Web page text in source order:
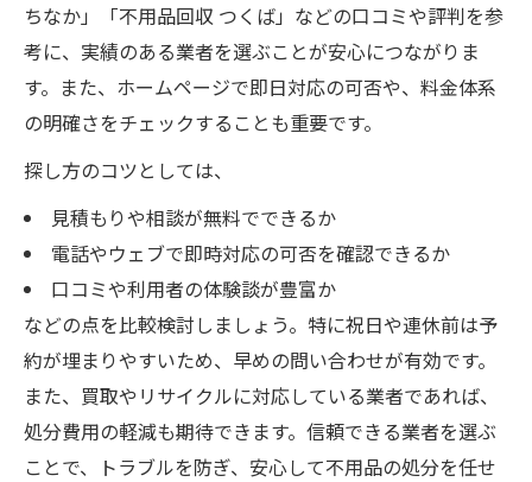
ちなか」「不用品回収 つくば」などの口コミや評判を参
考に、実績のある業者を選ぶことが安心につながりま
す。また、ホームページで即日対応の可否や、料金体系
の明確さをチェックすることも重要です。
探し方のコツとしては、
見積もりや相談が無料でできるか
電話やウェブで即時対応の可否を確認できるか
口コミや利用者の体験談が豊富か
などの点を比較検討しましょう。特に祝日や連休前は予
約が埋まりやすいため、早めの問い合わせが有効です。
また、買取やリサイクルに対応している業者であれば、
処分費用の軽減も期待できます。信頼できる業者を選ぶ
ことで、トラブルを防ぎ、安心して不用品の処分を任せ